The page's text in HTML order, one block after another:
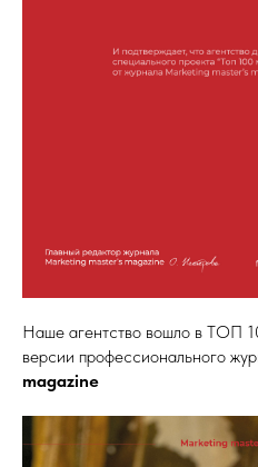
Наше агентство вошло в ТОП
версии профессионального
magazine